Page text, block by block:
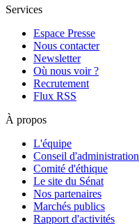
Services
Espace Presse
Nous contacter
Newsletter
Où nous voir ?
Recrutement
Flux RSS
À propos
L'équipe
Conseil d'administration
Comité d'éthique
Le site du Sénat
Nos partenaires
Marchés publics
Rapport d'activités